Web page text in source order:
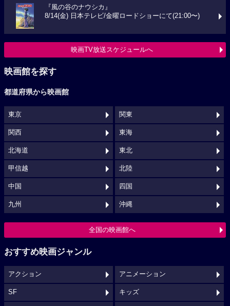
『風の谷のナウシカ』
8/14(金) 日本テレビ/金曜ロードショーにて(21:00〜)
映画TV放送スケジュールへ
映画館を探す
都道府県から映画館
東京 関東
関西 東海
北海道 東北
甲信越 北陸
中国 四国
九州 沖縄
全国の映画館へ
おすすめ映画ジャンル
アクション アニメーション
SF キッズ